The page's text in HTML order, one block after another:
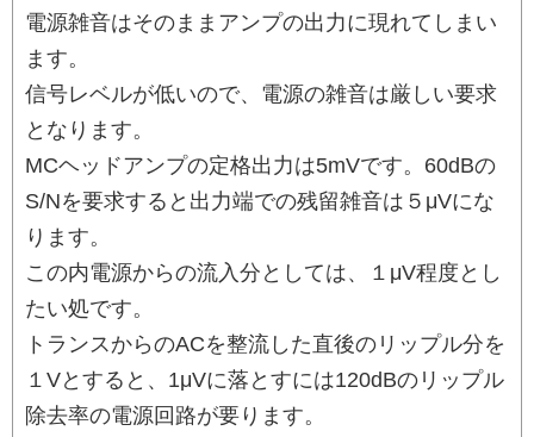
電源雑音はそのままアンプの出力に現れてしまい
ます。
信号レベルが低いので、電源の雑音は厳しい要求
となります。
MCヘッドアンプの定格出力は5mVです。60dBの
S/Nを要求すると出力端での残留雑音は５μVにな
ります。
この内電源からの流入分としては、１μV程度とし
たい処です。
トランスからのACを整流した直後のリップル分を
１Vとすると、1μVに落とすには120dBのリップル
除去率の電源回路が要ります。